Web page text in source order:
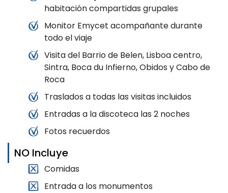
habitación compartidas grupales
Monitor Emycet acompañante durante
todo el viaje
Visita del Barrio de Belen, Lisboa centro,
Sintra, Boca du Infierno, Obidos y Cabo de
Roca
Traslados a todas las visitas incluidos
Entradas a la discoteca las 2 noches
Fotos recuerdos
NO Incluye
Comidas
Entrada a los monumentos